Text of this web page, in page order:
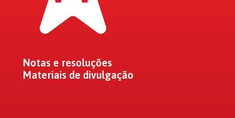
Notas e resoluções
Materiais de divulgação